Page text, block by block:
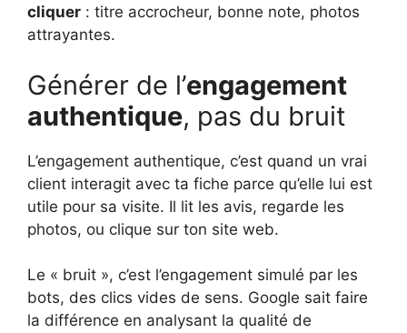
cliquer : titre accrocheur, bonne note, photos
attrayantes.
Générer de l’engagement
authentique, pas du bruit
L’engagement authentique, c’est quand un vrai
client interagit avec ta fiche parce qu’elle lui est
utile pour sa visite. Il lit les avis, regarde les
photos, ou clique sur ton site web.
Le « bruit », c’est l’engagement simulé par les
bots, des clics vides de sens. Google sait faire
la différence en analysant la qualité de